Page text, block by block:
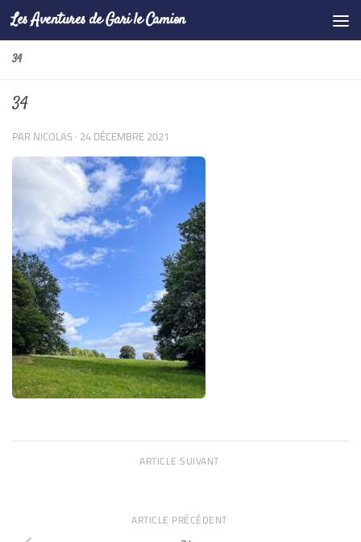
Skip to content
Les Aventures de Gari le Camion
34
34
PARNICOLAS· 24 DÉCEMBRE 2021
ARTICLE SUIVANT
ARTICLE PRÉCÉDENT